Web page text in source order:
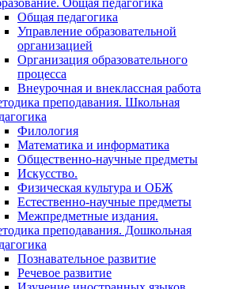
Общая педагогика
Общая педагогика
Управление образовательной
организацией
Организация образовательного
процесса
Внеурочная и внеклассная работа
преподавания. Школьная
Филология
Математика и информатика
Общественно-научные предметы
Искусство.
Физическая культура и ОБЖ
Естественно-научные предметы
Межпредметные издания.
преподавания. Дошкольная
Познавательное развитие
Речевое развитие